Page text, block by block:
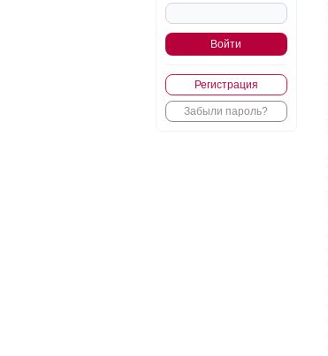
Регистрация
Забыли пароль?